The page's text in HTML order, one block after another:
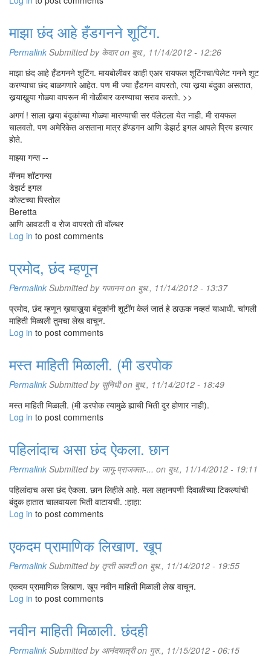
माझा छंद आहे हँडगनने शूटिंग.
Permalink Submitted by केदारon बुध., 11/14/2012 - 12:26
माझा छंद आहे हँडगनने शूटिंग. मायबोलीवर काही एअर रायफल शूटिंगचा/पेलेट गनने शूट
करण्याचा छंद बाळगणारे आहेत. पण मी ज्या हँडगन वापरतो, त्या खर्‍या बंदुका असतात,
खर्‍याखुर्‍या गोळ्या वापरून मी गोळीबार करण्याचा सराव करतो. >>
अगगं ! साला खर्‍या बंदूकांच्या गोळ्या मारण्याची सर पॅलेटला येत नाही. मी रायफल
चालवतो. पण अमेरिकेत असताना मात्र हॅण्डगन आणि डेझर्ट इगल आपले प्रिय हत्यार
होते.
माझ्या गन्स --
मॅग्नम शॉटगन्स
डेझर्ट इगल
कोल्टच्या पिस्तोल
Beretta
आणि आवडती व रोज वापरतो ती वॉल्थर
Log in to post comments
प्रमोद, छंद म्हणून
Permalink Submitted by गजाननon बुध., 11/14/2012 - 13:37
प्रमोद, छंद म्हणून खर्‍याखुर्‍या बंदुकांनी शूटींग केलं जातं हे ठाऊक नव्हतं याआधी. चांगली
माहिती मिळाली तुमचा लेख वाचून.
Log in to post comments
मस्त माहिती मिळाली. (मी डरपोक
Permalink Submitted by सुनिधीon बुध., 11/14/2012 - 18:49
मस्त माहिती मिळाली. (मी डरपोक त्यामुळे ह्याची भिती दुर होणार नाही).
Log in to post comments
पहिलांदाच असा छंद ऐकला. छान
Permalink Submitted by जागू-प्राजक्ता-... on बुध., 11/14/2012 - 19:11
पहिलांदाच असा छंद ऐकला. छान लिहीले आहे. मला लहानपणी दिवाळीच्या टिकल्यांची
बंदुक हातात चालवायला भिती वाटायची. :हाहा:
Log in to post comments
एकदम प्रामाणिक लिखाण. खूप
Permalink Submitted by तृप्ती आवटीon बुध., 11/14/2012 - 19:55
एकदम प्रामाणिक लिखाण. खूप नवीन माहिती मिळाली लेख वाचून.
Log in to post comments
नवीन माहिती मिळाली. छंदही
Permalink Submitted by आनंदयात्रीon गुरु., 11/15/2012 - 06:15